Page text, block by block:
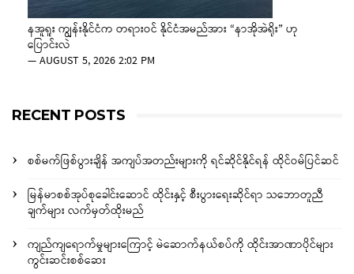
နအူရူး ကျွန်းနိုင်ငံက တရားဝင် နိုင်ငံအမည်အား “နာအိုအဲရိုး” ဟု
ပြောင်းလဲ
—AUGUST 5, 2026 2:02 PM
RECENT POSTS
စစ်မက်ဖြစ်ပွားချိန် အကျပ်အတည်းများကို ရင်ဆိုင်နိုင်ရန် ထိုင်ဝမ်ပြင်ဆင်
မြန်မာစစ်အုပ်စုခေါင်းဆောင် ထိုင်းနှင့် စီးပွားရေးဆိုင်ရာ သဘောတူညီ
ချက်များ လက်မှတ်ထိုးမည်
ကျည်ကျရောက်မှုများကြောင့် မဲဆောက်နယ်စပ်ကို ထိုင်းအာဏာပိုင်များ
ကွင်းဆင်းစစ်ဆေး